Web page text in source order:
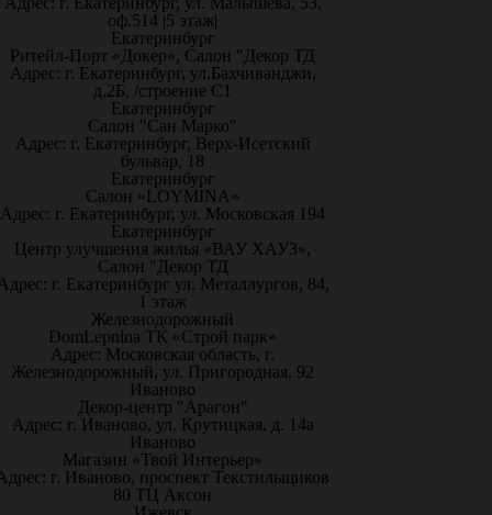
оф.514 |5 этаж|
Екатеринбург
Ритейл-Порт «Докер», Салон "Декор ТД
Адрес: г. Екатеринбург, ул.Бахчиванджи,
д.2Б, /строение С1
Екатеринбург
Салон "Сан Марко"
Адрес: г. Екатеринбург, Верх-Исетский
бульвар, 18
Екатеринбург
Салон «LOYMINA»
Адрес: г. Екатеринбург, ул. Московская 194
Екатеринбург
Центр улучшения жилья «ВАУ ХАУЗ»,
Салон "Декор ТД
г. Екатеринбург ул. Металлургов, 84,
1 этаж
Железнодорожный
DomLepnina ТК «Строй парк»
Адрес: Московская область, г.
Железнодорожный, ул. Пригородная, 92
Иваново
Декор-центр "Арагон"
Адрес: г. Иваново, ул. Крутицкая, д. 14а
Иваново
Магазин «Твой Интерьер»
г. Иваново, проспект Текстильщиков
80 ТЦ Аксон